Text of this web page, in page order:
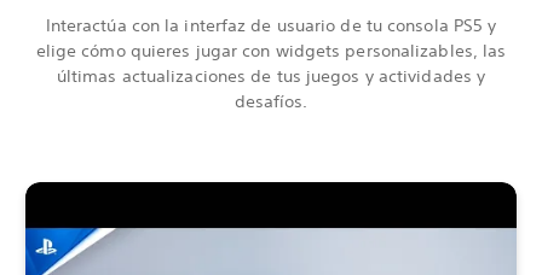
Interactúa con la interfaz de usuario de tu consola PS5 y
elige cómo quieres jugar con widgets personalizables, las
últimas actualizaciones de tus juegos y actividades y
desafíos.